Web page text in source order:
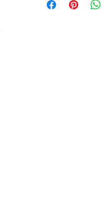
afhalen in de salon